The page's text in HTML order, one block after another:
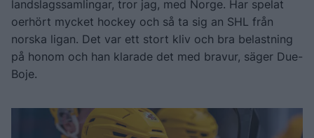
landslagssamlingar, tror jag, med Norge. Har spelat
oerhört mycket hockey och så ta sig an SHL från
norska ligan. Det var ett stort kliv och bra belastning
på honom och han klarade det med bravur, säger Due-
Boje.